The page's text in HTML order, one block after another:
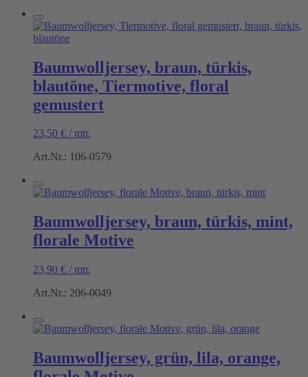
Baumwolljersey, braun, türkis,
blautöne, Tiermotive, floral
gemustert
23,50 € / mtr.
Art.Nr.: 106-0579
Baumwolljersey, braun, türkis, mint,
florale Motive
23,90 € / mtr.
Art.Nr.: 206-0049
Baumwolljersey, grün, lila, orange,